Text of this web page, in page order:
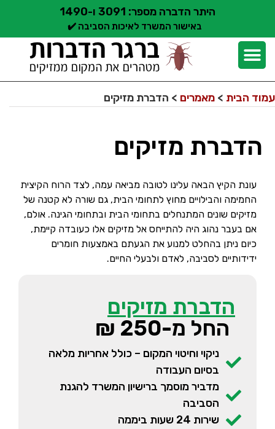
היתר הדברה מספר: 3091 ו-1490
באישור המשרד לאיכות הסביבה ✔️
עמוד הבית > מאמרים > הדברת מזיקים
הדברת מזיקים
עונת הקיץ הבאה עלינו לטובה מביאה עמה, לצד הרוח הקיצית
החמימה והבילויים מחוץ לתחומי הבית, גם שורה לא קטנה של
מזיקים שונים המתנחלים בתחומי הבית ובתחומי הגינה. אולם,
אם בעבר נהוג היה להתייחס אל מזיקים אלו כעובדה קיימת,
כיום ניתן בהחלט למנוע את הגעתם באמצעות חומרים
ידידותיים לסביבה, לאדם ולבעלי החיים.
הדברת מזיקים
החל מ-250 ₪
ניקוי וחיטוי המקום – כולל אחריות מלאה
בסיום העבודה
מדביר מוסמך ברישיון המשרד להגנת
הסביבה
שירות 24 שעות ביממה